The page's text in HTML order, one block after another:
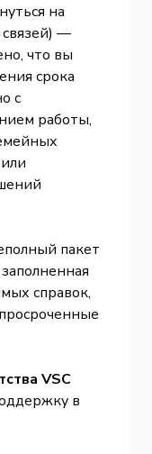
на
связей) —
что вы
срока
с
работы,
пакет
справок,
VSC
в